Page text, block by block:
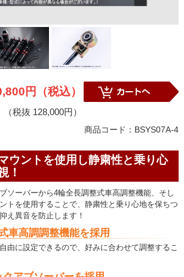
円（税込）
（税抜 128,000円）
商品コード：BSYS07A-4
ウントを使用し静粛性と乗り心
！
ソーバーから4輪全長調整式車高調整機能、そし
トを使用することで、静粛性と乗り心地を保ちつ
え異音を防止します！
車高調調整機能を採用
由に設定できるので、好みに合わせて調整するこ